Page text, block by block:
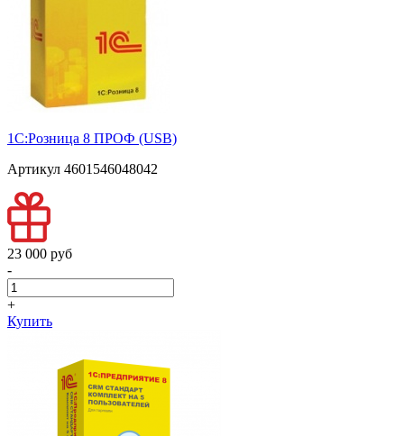
1С:Розница 8 ПРОФ (USB)
Артикул 4601546048042
23 000 pуб
-
+
Купить